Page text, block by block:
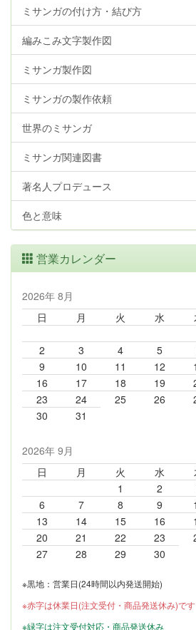
ミサンガの付け方・結び方
編みこみ文字製作図
ミサンガ製作図
ミサンガの製作依頼
世界のミサンガ
ミサンガ関連図書
著名人プロデュース
色と意味
営業カレンダー
2026年 8月
日
月 火 水
2
3 4 5
9
10 11 12
16
17 18 19
23
24 25 26
30
31
2026年 9月
日
月 火 水
1
2
6
7 8 9
13
14 15 16
20
21 22 23
27
28 29 30
※黒地：営業日(24時間以内発送開始)
※赤字は休業日(注文受付・商品発送休み)です
※緑字は注文受付対応・商品発送休み